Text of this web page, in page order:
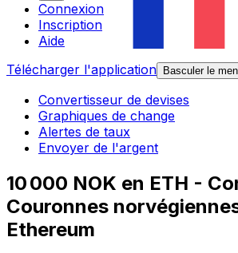
Connexion
Inscription
Aide
Télécharger l'application
Basculer le
Convertisseur de devises
Graphiques de change
Alertes de taux
Envoyer de l'argent
10 000 NOK en ETH -
Couronnes
Ethereum